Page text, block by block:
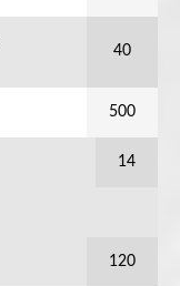
40
500
14
120